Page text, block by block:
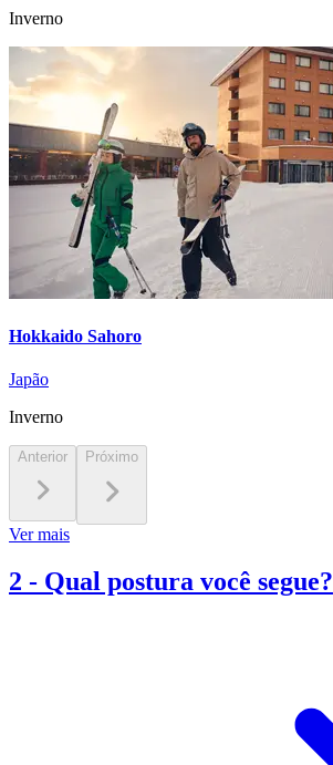
Inverno
Hokkaido Sahoro
Japão
Inverno
Anterior Próximo
Ver mais
2 - Qual postura você segue?